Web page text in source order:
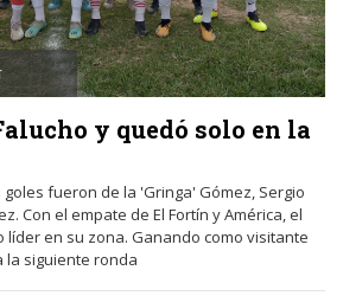
y quedó solo en la
goles fueron de la 'Gringa' Gómez, Sergio
Con el empate de El Fortín y América, el
líder en su zona. Ganando como visitante
la siguiente ronda